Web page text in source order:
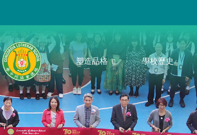
塑造品格 學校歷史